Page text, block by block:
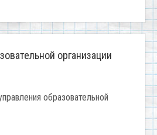
организации
образовательной